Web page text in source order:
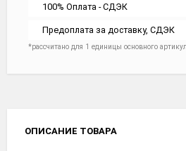
100% Оплата - СДЭК
Предоплата за доставку, СДЭК
*рассчитано для 1 единицы основного
ОПИСАНИЕ ТОВАРА